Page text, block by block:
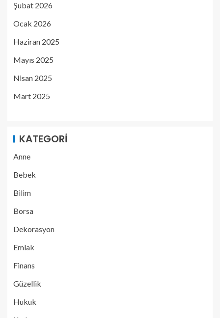
Şubat 2026
Ocak 2026
Haziran 2025
Mayıs 2025
Nisan 2025
Mart 2025
KATEGORI
Anne
Bebek
Bilim
Borsa
Dekorasyon
Emlak
Finans
Güzellik
Hukuk